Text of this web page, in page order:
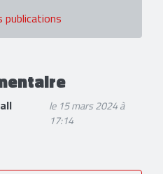
publications
le 15 mars 2024 à
17:14